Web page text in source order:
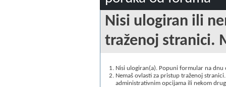
Nisi ulogiran ili
traženoj stranici.
Nisi ulogiran(a). Popuni formular na
Nemaš ovlasti za pristup traženoj
administrativnim opcijama ili nekom